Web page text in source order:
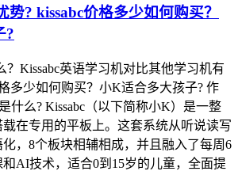
势? kissabc价格多少如何购买？
?
？Kissabc英语学习机对比其他学习机有
多少如何购买？小K适合多大孩子? 作
什么? Kissabc（以下简称小K）是一整
在专用的平板上。这套系统从听说读写
，8个板块相辅相成，并且融入了每周6
AI技术，适合0到15岁的儿童，全面提